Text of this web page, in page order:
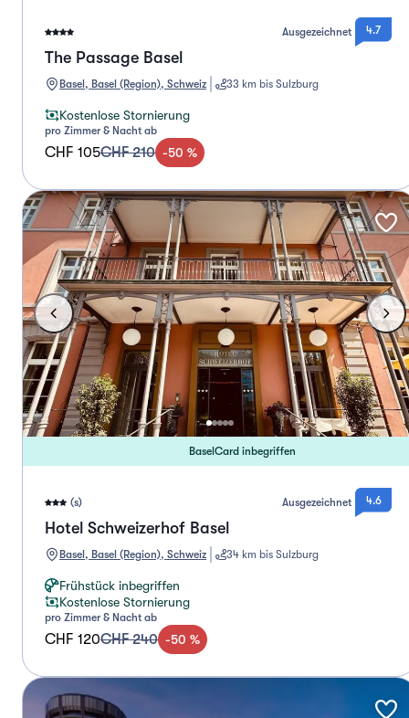
Ausgezeichnet 4.7
The Passage Basel
Basel, Basel (Region), Schweiz 33 km bis Sulzburg
Kostenlose Stornierung
pro Zimmer & Nacht ab
CHF 105CHF 210 -50 %
BaselCard inbegriffen
(s) Ausgezeichnet 4.6
Hotel Schweizerhof Basel
Basel, Basel (Region), Schweiz 34 km bis Sulzburg
Frühstück inbegriffen
Kostenlose Stornierung
pro Zimmer & Nacht ab
CHF 120CHF 240 -50 %